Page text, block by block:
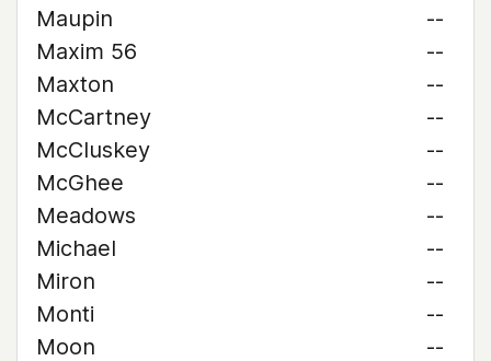
Maupin
--
Maxim 56
--
Maxton
--
McCartney
--
McCluskey
--
McGhee
--
Meadows
--
Michael
--
Miron
--
Monti
--
Moon
--